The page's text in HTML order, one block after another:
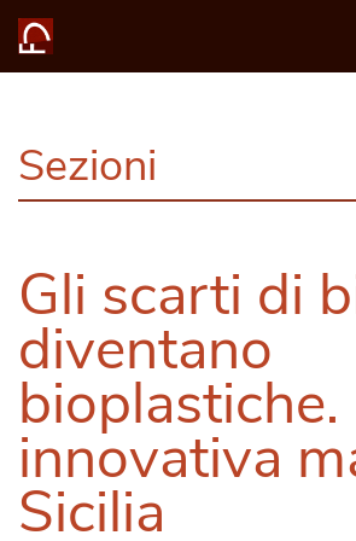
Sezioni
Gli scarti di
diventano
bioplastiche.
innovativa
Sicilia